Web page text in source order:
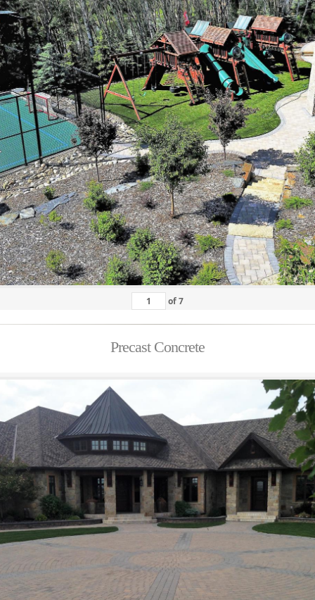
of7
Precast Concrete